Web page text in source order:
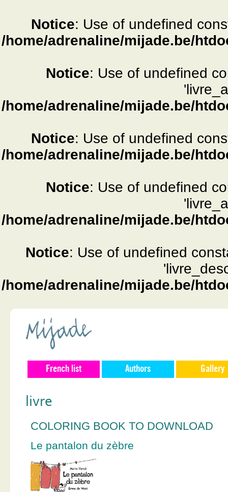
Notice: Use of undefined
/home/adrenaline/mijade.be/
Notice: Use of undefined
/home/adrenaline/mijade.be/
Notice: Use of undefined
/home/adrenaline/mijade.be/
Notice: Use of undefined
/home/adrenaline/mijade.be/
Notice: Use of undefined
/home/adrenaline/mijade.be/
French list Authors Gallery
livre
COLORING BOOK TO DOWNLOAD
Le pantalon du zèbre